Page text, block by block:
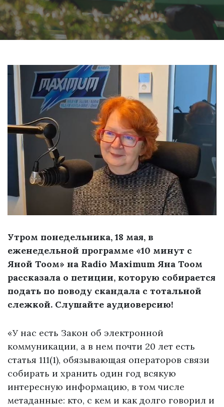
Утром понедельника, 18 мая, в
еженедельной программе «10 минут с
Яной Тоом» на Radio Maximum Яна Тоом
рассказала о петиции, которую собирается
подать по поводу скандала с тотальной
слежкой. Слушайте аудиоверсию!
«У нас есть Закон об электронной
коммуникации, а в нем почти 20 лет есть
статья 111(1), обязывающая операторов связи
собирать и хранить один год всякую
интересную информацию, в том числе
метаданные: кто, с кем и как долго говорил и